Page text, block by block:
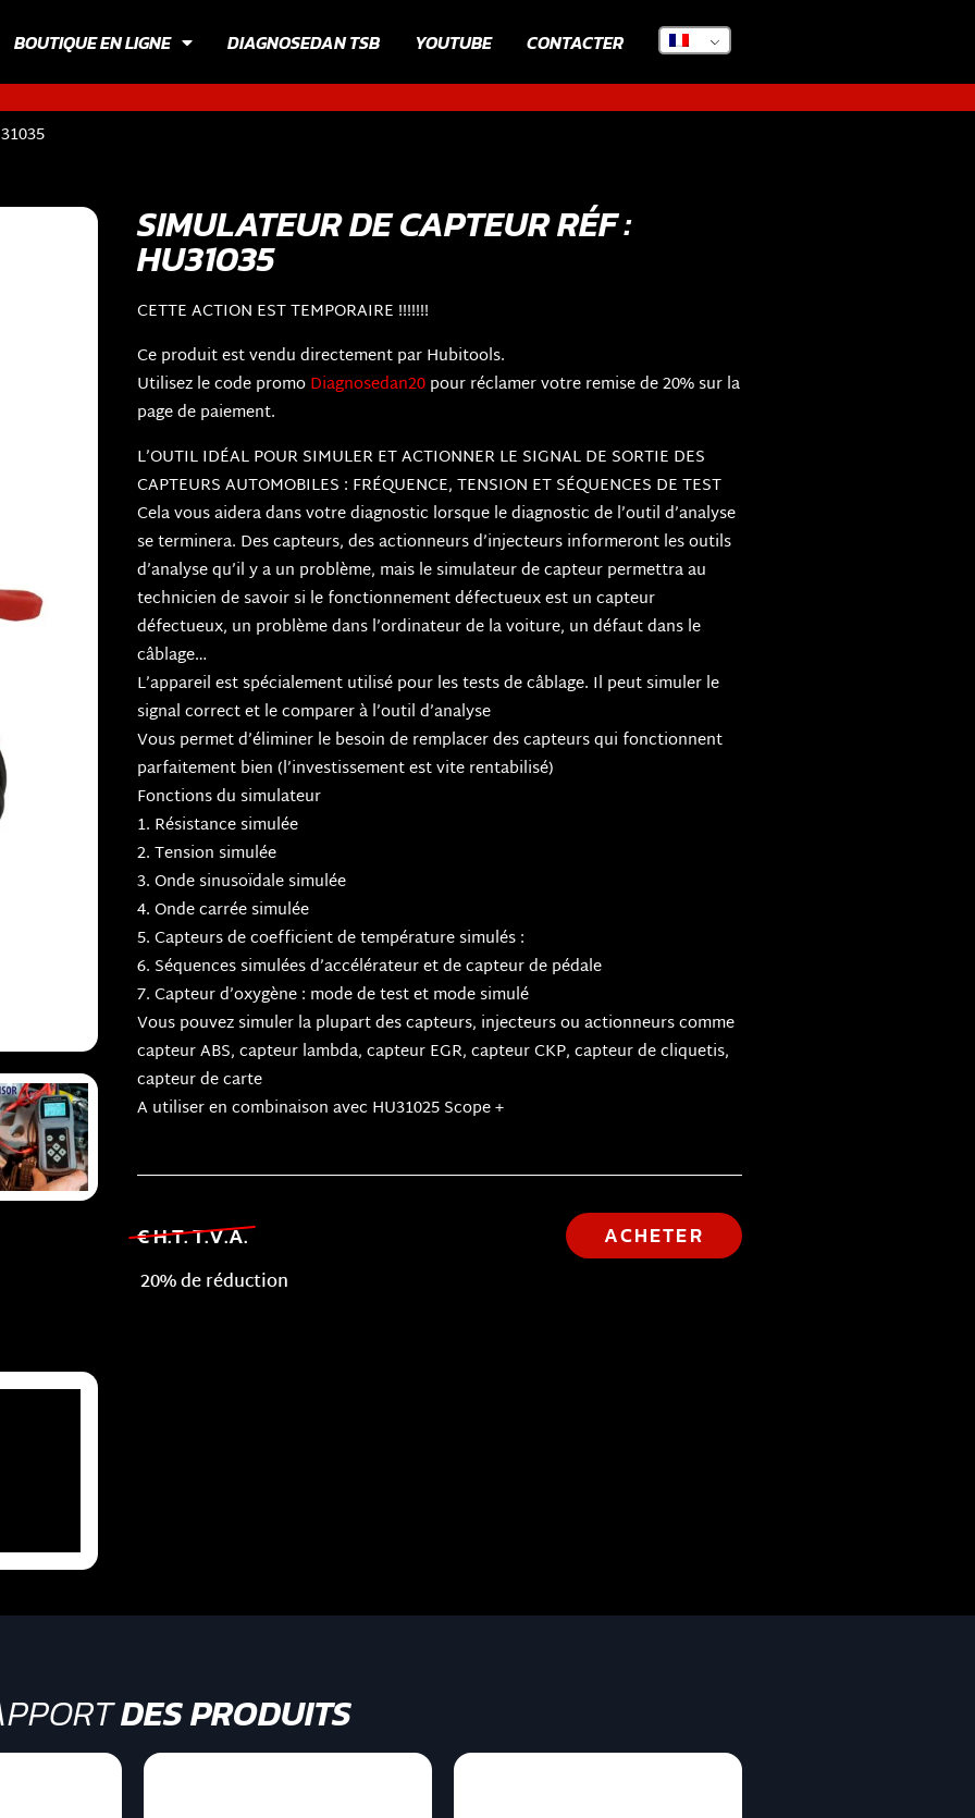
BOUTIQUE EN LIGNE DIAGNOSEDAN TSB YOUTUBE CONTACTER
SIMULATEUR DE CAPTEUR RÉF :
HU31035
CETTE ACTION EST TEMPORAIRE !!!!!!!
Ce produit est vendu directement par Hubitools.
Utilisez le code promoDiagnosedan20pour réclamer votre remise de 20% sur la
page de paiement.
L’OUTIL IDÉAL POUR SIMULER ET ACTIONNER LE SIGNAL DE SORTIE DES
CAPTEURS AUTOMOBILES : FRÉQUENCE, TENSION ET SÉQUENCES DE TEST
Cela vous aidera dans votre diagnostic lorsque le diagnostic de l’outil d’analyse
se terminera. Des capteurs, des actionneurs d’injecteurs informeront les outils
d’analyse qu’il y a un problème, mais le simulateur de capteur permettra au
technicien de savoir si le fonctionnement défectueux est un capteur
défectueux, un problème dans l’ordinateur de la voiture, un défaut dans le
câblage…
L’appareil est spécialement utilisé pour les tests de câblage. Il peut simuler le
signal correct et le comparer à l’outil d’analyse
Vous permet d’éliminer le besoin de remplacer des capteurs qui fonctionnent
parfaitement bien (l’investissement est vite rentabilisé)
Fonctions du simulateur
1. Résistance simulée
2. Tension simulée
3. Onde sinusoïdale simulée
4. Onde carrée simulée
5. Capteurs de coefficient de température simulés :
6. Séquences simulées d’accélérateur et de capteur de pédale
7. Capteur d’oxygène : mode de test et mode simulé
Vous pouvez simuler la plupart des capteurs, injecteurs ou actionneurs comme
capteur ABS, capteur lambda, capteur EGR, capteur CKP, capteur de cliquetis,
capteur de carte
A utiliser en combinaison avec HU31025 Scope +
€ H.T. T.V.A. ACHETER
20% de réduction
DES PRODUITS